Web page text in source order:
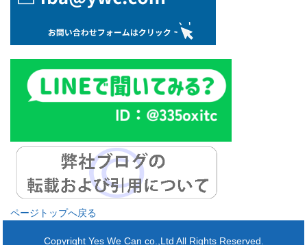
ページトップへ戻る
Copyright Yes We Can co.,Ltd All Rights Reserved.